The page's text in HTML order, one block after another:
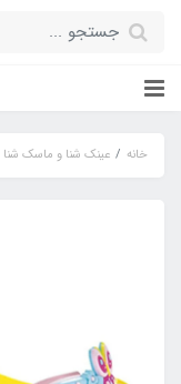
خانه عینک شنا و ماسک شنا